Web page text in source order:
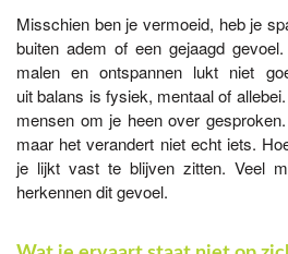
Misschien ben je vermoeid, heb je
buiten adem of een gejaagd
malen en ontspannen lukt niet
uit balans is fysiek, mentaal of
mensen om je heen over
maar het verandert niet echt iets.
je lijkt vast te blijven zitten. Veel
herkennen dit gevoel.